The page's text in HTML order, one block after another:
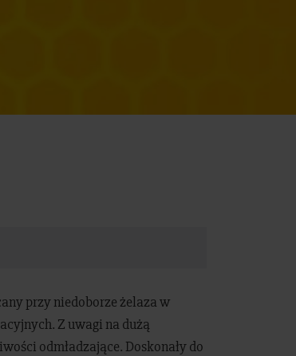
przy niedoborze żelaza w
Z uwagi na dużą
odmładzające. Doskonały do